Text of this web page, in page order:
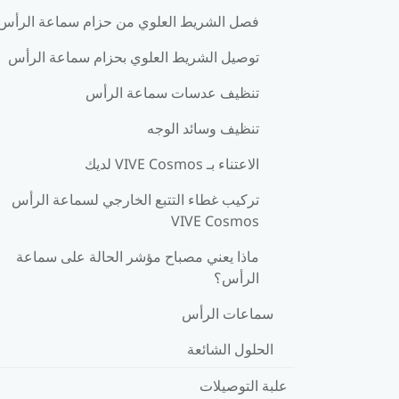
فصل الشريط العلوي من حزام سماعة
توصيل الشريط العلوي بحزام سماعة الرأس
تنظيف عدسات سماعة الرأس
تنظيف وسائد الوجه
الاعتناء بـ VIVE Cosmos لديك
تركيب غطاء التتبع الخارجي لسماعة الرأس
VIVE Cosmos
ماذا يعني مصباح مؤشر الحالة على سماعة
الرأس؟
سماعات الرأس
الحلول الشائعة
علبة التوصيلات